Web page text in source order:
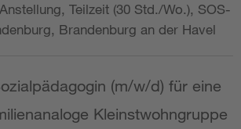
Teilzeit (30 Std./Wo.), SOS-
Brandenburg an der Havel
(m/w/d) für eine
Kleinstwohngruppe